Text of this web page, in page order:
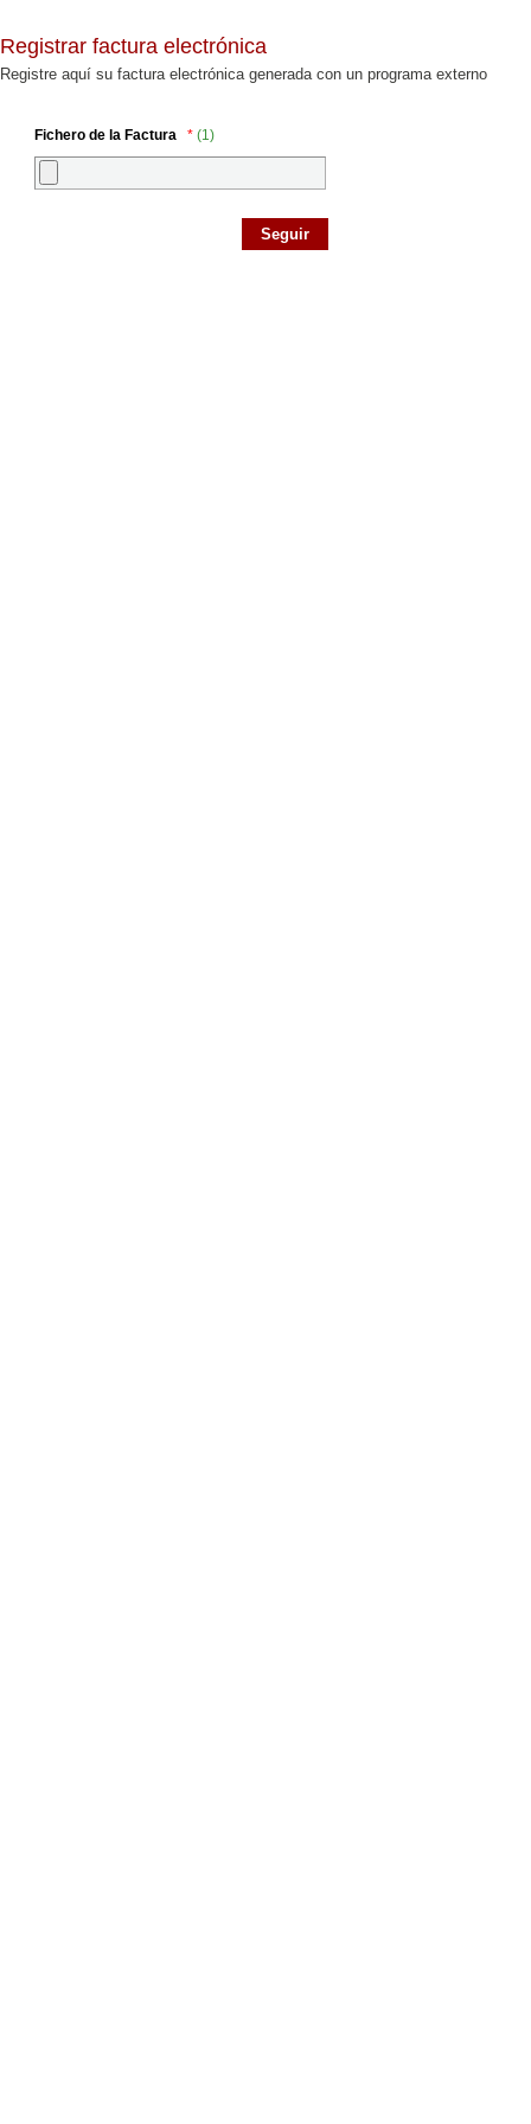
Registrar factura electrónica
Registre aquí su factura electrónica generada con un programa externo
Fichero de la Factura * (1)